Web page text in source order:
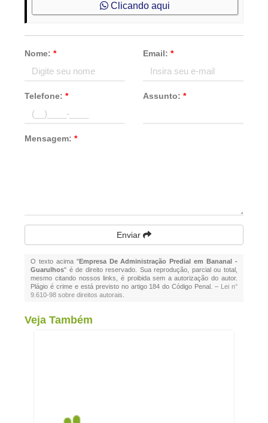
Clicando aqui
Nome:* Email: *
Telefone:* Assunto: *
Mensagem:*
Enviar
O texto acima "Empresa De Administração Predial em Bananal -
Guarulhos" é de direito reservado. Sua reprodução, parcial ou total,
mesmo citando nossos links, é proibida sem a autorização do autor.
Plágio é crime e está previsto no artigo 184 do Código Penal. – Lei n°
9.610-98 sobre direitos autorais
Veja Também